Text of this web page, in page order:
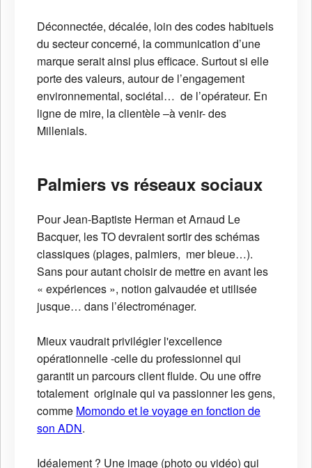
Déconnectée, décalée, loin des codes habituels
du secteur concerné, la communication d’une
marque serait ainsi plus efficace. Surtout si elle
porte des valeurs, autour de l’engagement
environnemental, sociétal… de l’opérateur. En
ligne de mire, la clientèle –à venir- des
Millenials.
Palmiers vs réseaux sociaux
Pour Jean-Baptiste Herman et Arnaud Le
Bacquer, les TO devraient sortir des schémas
classiques (plages, palmiers, mer bleue…).
Sans pour autant choisir de mettre en avant les
« expériences », notion galvaudée et utilisée
jusque… dans l’électroménager.
Mieux vaudrait privilégier l'excellence
opérationnelle -celle du professionnel qui
garantit un parcours client fluide. Ou une offre
totalement originale qui va passionner les gens,
comme Momondo et le voyage en fonction de
son ADN.
Idéalement ? Une image (photo ou vidéo) qui